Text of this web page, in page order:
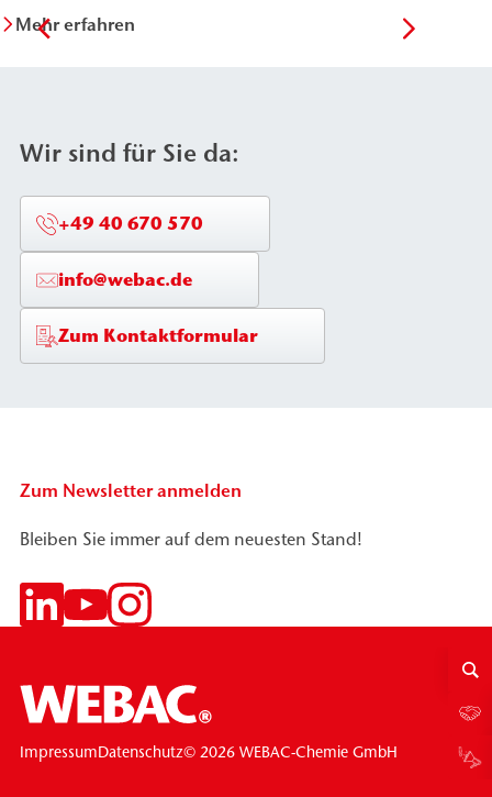
Mehr erfahren
Wir sind für Sie da:
+49 40 670 570
info@webac.de
Zum Kontaktformular
Zum Newsletter anmelden
Bleiben Sie immer auf dem neuesten Stand!
© 2026 WEBAC-Chemie GmbH
ImpressumDatenschutz